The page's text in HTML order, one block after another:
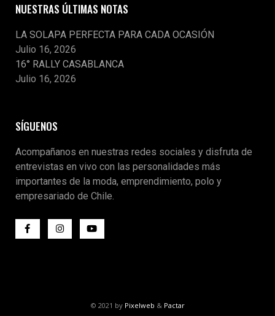
NUESTRAS ÚLTIMAS NOTAS
LA SOLAPA PERFECTA PARA CADA OCASIÓN
Julio 16, 2026
16° RALLY CASABLANCA
Julio 16, 2026
SÍGUENOS
Acompañanos en nuestras redes sociales y disfruta de
entrevistas en vivo con las personalidades más
importantes de la moda, emprendimiento, polo y
empresariado de Chile.
© 2021 by Pixelweb & Pactar